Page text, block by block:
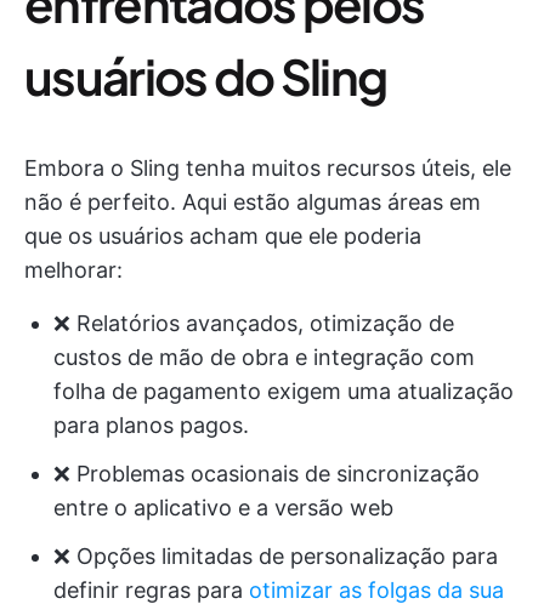
usuários do Sling
Embora o Sling tenha muitos recursos úteis, ele
não é perfeito. Aqui estão algumas áreas em
que os usuários acham que ele poderia
melhorar:
❌ Relatórios avançados, otimização de
custos de mão de obra e integração com
folha de pagamento exigem uma atualização
para planos pagos.
❌ Problemas ocasionais de sincronização
entre o aplicativo e a versão web
❌ Opções limitadas de personalização para
definir regras para otimizar as folgas da sua